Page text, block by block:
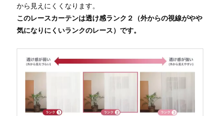
から見えにくくなります。
このレースカーテンは透け感ランク２（外からの視線がやや
気になりにくいランクのレース）です。